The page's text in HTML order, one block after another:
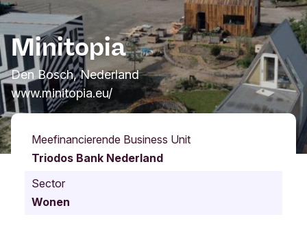
Minitopia
Den Bosch, Nederland
www.minitopia.eu/
Meefinancierende Business Unit
Triodos Bank Nederland
Sector
Wonen